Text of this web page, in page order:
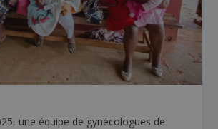
une équipe de gynécologues de